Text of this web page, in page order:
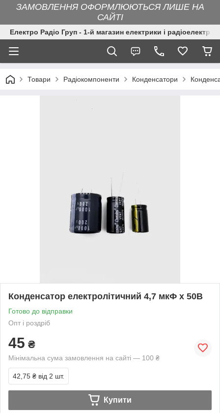
ЗАМОВЛЕННЯ ОФОРМЛЮЮТЬСЯ ЛИШЕ НА
САЙТІ
Електро Радіо Груп - 1-й магазин електрики і
Товари Радіокомпоненти Конденсатори
Конденсатор електролітичний 4,7 мкФ х 50В
Готово до відправки
Опт і роздріб
45 ₴
Мінімальна сума замовлення на сайті — 100 ₴
42,75 ₴ від 2 шт.
Купити